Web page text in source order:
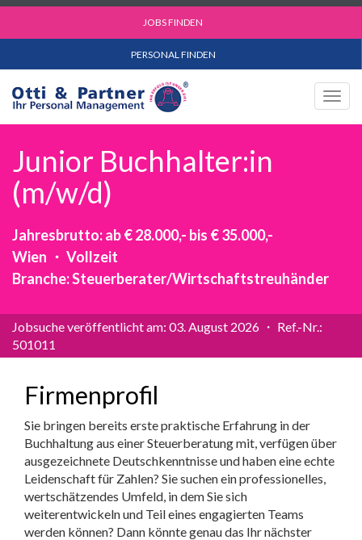
JOBS FINDEN
PERSONAL FINDEN
Junior Buchhalter:in
(m/w/d)
Jahresbrutto: ab € 28.000,- bis € 35.000,-
Wien ・ Vollzeit
Branche: Steuerberater/Wirtschaftstreuhänder
Jobsuche veröffentlicht am: 03. August 2026 ・ Ref.-Nr.:
501011
Firmenprofil
Sie bringen bereits erste praktische Erfahrung in der
Buchhaltung aus einer Steuerberatung mit, verfügen über
ausgezeichnete Deutschkenntnisse und haben eine echte
Leidenschaft für Zahlen? Sie suchen ein professionelles,
wertschätzendes Umfeld, in dem Sie sich
weiterentwickeln und Teil eines engagierten Teams
werden können? Dann könnte genau das Ihr nächster